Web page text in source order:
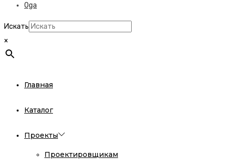
Oga
Искать
×
Главная
Каталог
Проекты
Проектировщикам